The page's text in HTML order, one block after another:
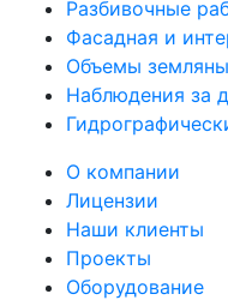
Разбивочные
Фасадная и
Объемы
Наблюдения за
О компании
Лицензии
Наши клиенты
Проекты
Оборудование